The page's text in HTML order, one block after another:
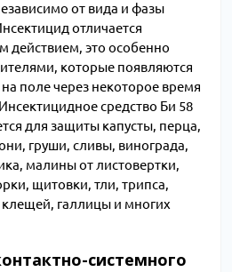
от вида и фазы
отличается
это особенно
которые появляются
поле через некоторое время
средство Би 58
для защиты капусты, перца,
груши, сливы, винограда,
малины от листовертки,
щитовки, тли, трипса,
галлицы и многих
системного